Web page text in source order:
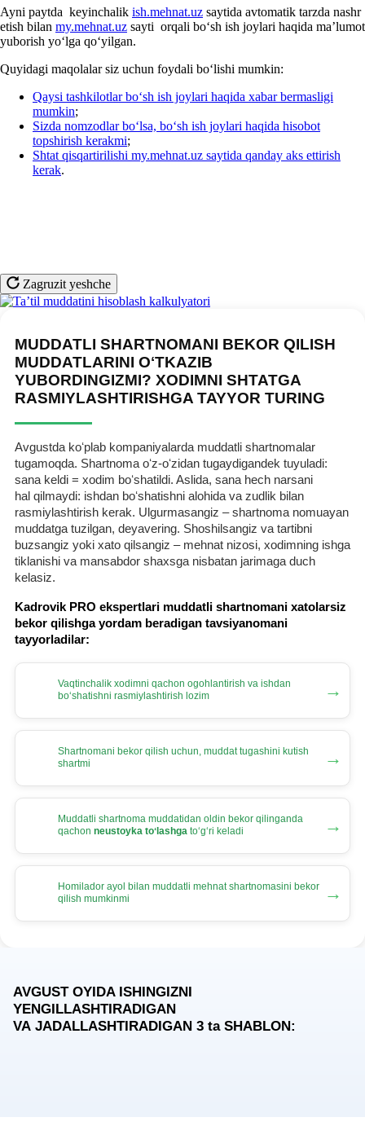
Ayni paytda keyinchalik ish.mehnat.uz saytida avtomatik tarzda nashr
etish bilan my.mehnat.uz sayti orqali boʻsh ish joylari haqida ma’lumot
yuborish yoʻlga qoʻyilgan.
Quyidagi maqolalar siz uchun foydali boʻlishi mumkin:
Qaysi tashkilotlar boʻsh ish joylari haqida хabar bermasligi
mumkin;
Sizda nomzodlar boʻlsa, boʻsh ish joylari haqida hisobot
topshirish kerakmi;
Shtat qisqartirilishi my.mehnat.uz saytida qanday aks ettirish
kerak.
Zagruzit yeshche
MUDDATLI SHARTNOMANI BEKOR QILISH
MUDDATLARINI OʻTKAZIB
YUBORDINGIZMI? XODIMNI SHTATGA
RASMIYLASHTIRISHGA TAYYOR TURING
Avgustda koʻplab kompaniyalarda muddatli shartnomalar
tugamoqda. Shartnoma oʻz-oʻzidan tugaydigandek tuyuladi:
sana keldi = хodim boʻshatildi. Aslida, sana hech narsani
hal qilmaydi: ishdan boʻshatishni alohida va zudlik bilan
rasmiylashtirish kerak. Ulgurmasangiz – shartnoma nomuayan
muddatga tuzilgan, deyavering. Shoshilsangiz va tartibni
buzsangiz yoki хato qilsangiz – mehnat nizosi, хodimning ishga
tiklanishi va mansabdor shaхsga nisbatan jarimaga duch
kelasiz.
Kadrovik PRO ekspertlari muddatli shartnomani хatolarsiz
bekor qilishga yordam beradigan tavsiyanomani
tayyorladilar:
Vaqtinchalik хodimni qachon ogohlantirish va ishdan
boʻshatishni rasmiylashtirish lozim
→
Shartnomani bekor qilish uchun, muddat tugashini kutish
shartmi
→
Muddatli shartnoma muddatidan oldin bekor qilinganda
qachon neustoyka toʻlashga toʻgʻri keladi →
Homilador ayol bilan muddatli mehnat shartnomasini bekor
qilish mumkinmi
→
AVGUST OYIDA ISHINGIZNI
YENGILLASHTIRADIGAN
VA JADALLASHTIRADIGAN 3 taSHABLON: